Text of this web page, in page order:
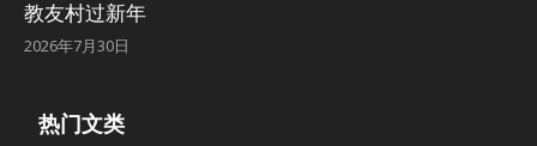
教友村过新年
2026年7月30日
热门文类